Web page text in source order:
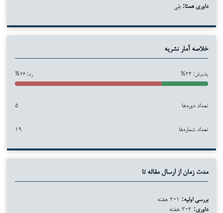
داوری همتا: بلی
خلاصه آمار نشریه
پذیرش: ۲۴% رد: ۷۶%
تعداد دوره‌ها ۵
تعداد شماره‌ها ۱۹
مدت زمان از ارسال مقاله تا
بررسی اولیه:
داوری: